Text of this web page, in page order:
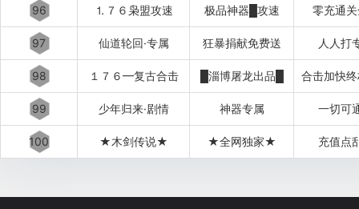
96 ⒈７６枭盟攻速 极品神器█攻速 零充通
97 仙道轮回·专属 狂暴捐献免费送 人人打
98 １７６━复古合击 █淄博屠龙出品█ 合击加快
99 少年归来·剧情 神器专属 一切可
100 ★木剑传说★ ★全网独家★ 充值点